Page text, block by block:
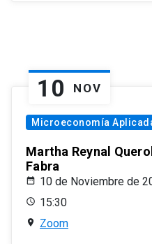
10 NOV
Microeconomía
Martha Reynal
Fabra
10 de Noviembre de
15:30
Zoom